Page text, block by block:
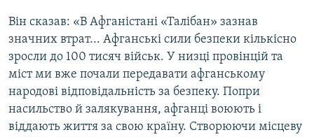
Він сказав: «В Афганістані «Талібан» зазнав
значних втрат... Афганські сили безпеки кількісно
зросли до 100 тисяч військ. У низці провінцій та
міст ми вже почали передавати афганському
народові відповідальність за безпеку. Попри
насильство й залякування, афганці воюють і
віддають життя за свою країну. Створюючи місцеву